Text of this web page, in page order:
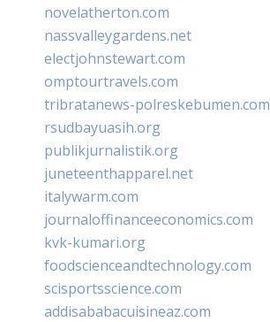
novelatherton.com
nassvalleygardens.net
electjohnstewart.com
omptourtravels.com
tribratanews-polreskebumen.com
rsudbayuasih.org
publikjurnalistik.org
juneteenthapparel.net
italywarm.com
journaloffinanceeconomics.com
kvk-kumari.org
foodscienceandtechnology.com
scisportsscience.com
addisababacuisineaz.com